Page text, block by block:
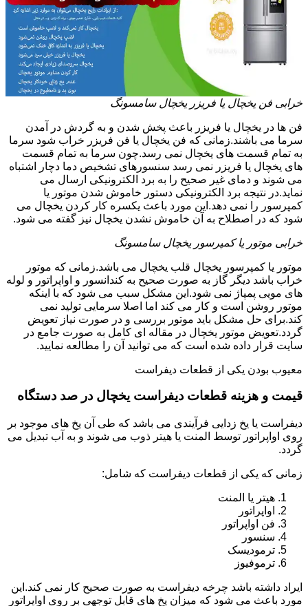
خرابی فن یخچال یا فریزر یخچال سامسونگ
فن ها در یخچال یا فریزر باعث پخش شدن و به گردش در آمدن
سرما می باشند.زمانی که فن یخچال یا فن فریزر خراب شود سرما
به تمام قسمت های یخچال نمی رسد.چون سرما به تمام قسمت
های یخچال یا فریزر نمی رسد سنسورهای تشخیص دما دچار اشتباه
می شوند و دمای غیر صحیح را به برد الکترونیکی ارسال می
نماید.در نتیجه برد الکترونیکی دستور خاموش شدن موتور یا
کمپرسور را نمی دهد.این مورد باعث یکسره کار کردن یخچال می
شود که در اصطلاح به آن خاموش نشدن یخچال نیز گفته می شود.
خرابی موتور یا کمپرسور یخچال سامسونگ
موتور یا کمپرسور یخچال قلب یخچال می باشد.زمانی که موتور
خراب باشد دیگر گاز به صورت صحیح به کندانسور و اواپراتور و لوله
های مویی پمپاژ نمی شود.این مشکل سبب می شود که با اینکه
موتور روشن است و کار می کند اما اصلا سرمایی تولید نمی
کند.برای حل مشکل باید موتور بررسی و در صورت نیاز تعویض
گردد.تعویض موتور یخچال در مقاله ای کامل به صورت جامع در
سایت قرار داده شده است که می توانید آن را مطالعه نمایید.
معیوب بودن یکی از قطعات دیفراست
قیمت و هزینه قطعات دیفراست یخچال در صد دستگاه
دیفراست یا یخ زدایی فرآیندی می باشد که طی آن یخ های موجود بر
روی اواپراتور توسط المنت یا هیتر ذوب می شوند و به آب تبدیل می
گردد.
زمانی که یکی از قطعات دیفراست که شامل:
هیتر یا المنت
اواپراتور
فن اواپراتور
سنسور
ترمودیسک
ترموفیوز
ایراد داشته باشد چرخه دیفراست به صورت صحیح کار نمی کند.این
مورد باعث می شود که میزان یخ های قابل توجهی بر روی اواپراتور